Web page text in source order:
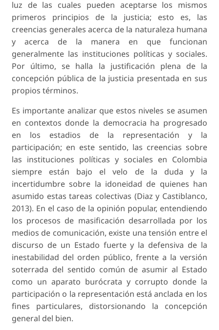
luz de las cuales pueden aceptarse los mismos
primeros principios de la justicia; esto es, las
creencias generales acerca de la naturaleza humana
y acerca de la manera en que funcionan
generalmente las instituciones políticas y sociales.
Por último, se halla la justificación plena de la
concepción pública de la justicia presentada en sus
propios términos.
Es importante analizar que estos niveles se asumen
en contextos donde la democracia ha progresado
en los estadios de la representación y la
participación; en este sentido, las creencias sobre
las instituciones políticas y sociales en Colombia
siempre están bajo el velo de la duda y la
incertidumbre sobre la idoneidad de quienes han
asumido estas tareas colectivas (Diaz y Castiblanco,
2013). En el caso de la opinión popular, entendiendo
los procesos de masificación desarrollada por los
medios de comunicación, existe una tensión entre el
discurso de un Estado fuerte y la defensiva de la
inestabilidad del orden público, frente a la versión
soterrada del sentido común de asumir al Estado
como un aparato burócrata y corrupto donde la
participación o la representación está anclada en los
fines particulares, distorsionando la concepción
general del bien.